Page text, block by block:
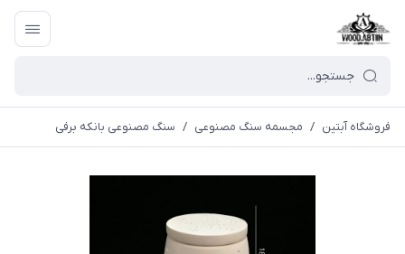
فروشگاه آبتین / مجسمه سنگ مصنوعی / سنگ مصنوعی بانکه برفی